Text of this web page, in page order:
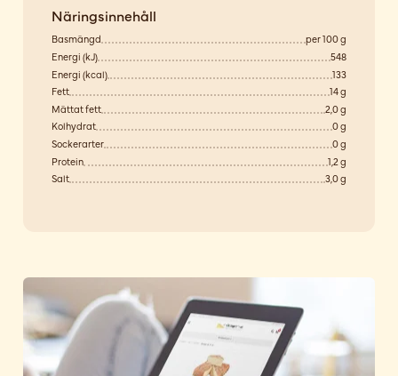
Näringsinnehåll
Basmängd
per 100 g
Energi (kJ)
548
Energi (kcal)
133
Fett
14 g
Mättat fett
2,0 g
Kolhydrat
0 g
Sockerarter
0 g
Protein
1,2 g
Salt
3,0 g